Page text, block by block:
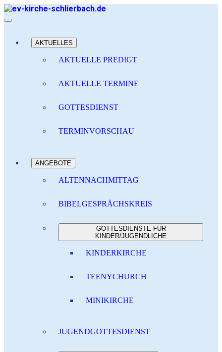
AKTUELLES
AKTUELLE PREDIGT
AKTUELLE TERMINE
GOTTESDIENST
TERMINVORSCHAU
ANGEBOTE
ALTENNACHMITTAG
BIBELGESPRÄCHSKREIS
GOTTESDIENSTE FÜR
KINDER/JUGENDLICHE
KINDERKIRCHE
TEENYCHURCH
MINIKIRCHE
JUGENDGOTTESDIENST